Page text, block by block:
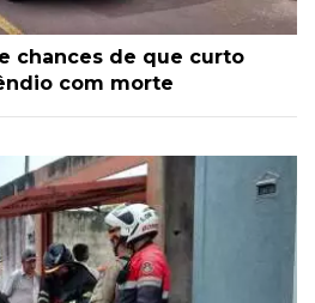
chances de que curto
com morte